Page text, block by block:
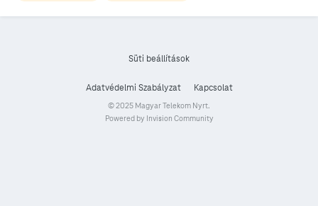
Süti beállítások
Adatvédelmi Szabályzat Kapcsolat
© 2025 Magyar Telekom Nyrt.
Powered by Invision Community